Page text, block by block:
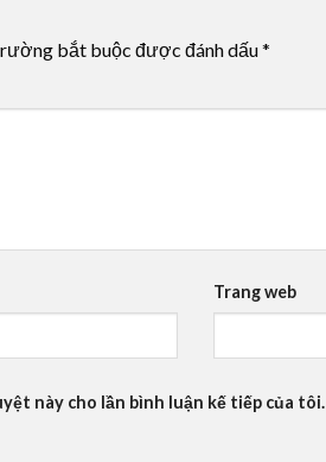
bắt buộc được đánh dấu*
Trang web
này cho lần bình luận kế tiếp của tôi.